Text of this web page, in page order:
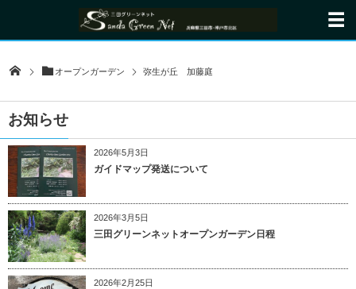
オープンガーデン 弥生が丘 加藤庭
お知らせ
2026年5月3日
ガイドマップ発送について
2026年3月5日
三田グリーンネットオープンガーデン日程
2026年2月25日